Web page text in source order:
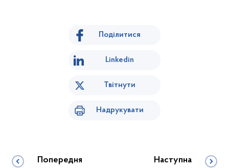
Поділитися
Linkedin
Твітнути
Надрукувати
Попередня Наступна